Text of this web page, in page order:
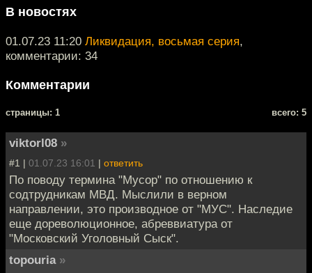
В новостях
01.07.23 11:20 Ликвидация, восьмая серия,
комментарии: 34
Комментарии
cтраницы: 1 всего: 5
viktorl08 »
#1 | 01.07.23 16:01 | ответить
По поводу термина "Мусор" по отношению к
содтрудникам МВД. Мыслили в верном
направлении, это производное от "МУС". Наследие
еще дореволюционное, абреввиатура от
"Московский Уголовный Сыск".
topouria »